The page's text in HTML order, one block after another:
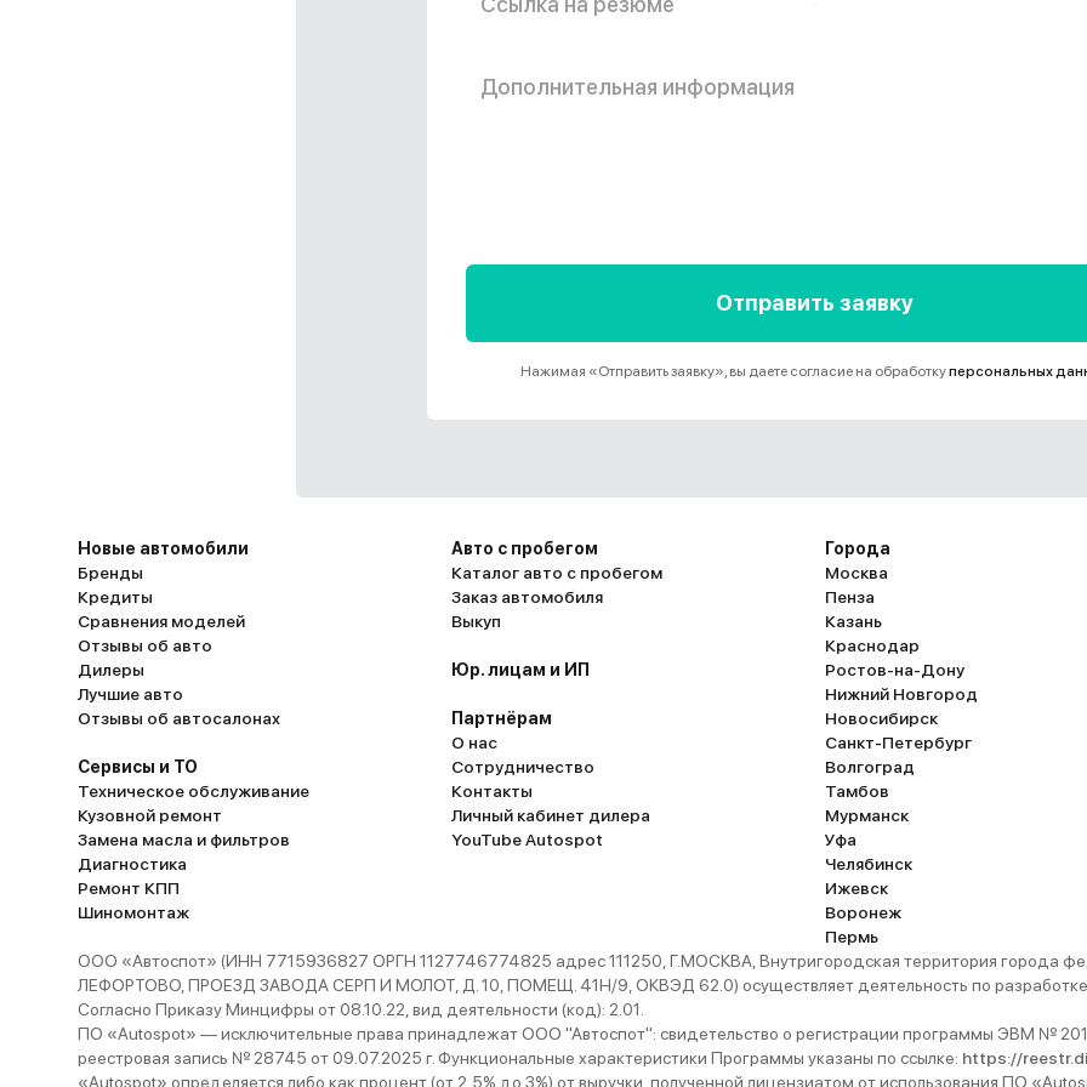
Ссылка на резюме
Дополнительная информация
Отправить заявку
Нажимая «Отправить заявку», вы даете согласие на обработкуперсональных
Новые автомобили
Бренды
Кредиты
Сравнения моделей
Отзывы об авто
Дилеры
Лучшие авто
Отзывы об автосалонах
Сервисы и ТО
Техническое обслуживание
Кузовной ремонт
Замена масла и фильтров
Диагностика
Ремонт КПП
Шиномонтаж
Авто с пробегом
Каталог авто с пробегом
Заказ автомобиля
Выкуп
Юр. лицам и ИП
Партнёрам
О нас
Сотрудничество
Контакты
Личный кабинет дилера
YouTube Autospot
Города
Москва
Пенза
Казань
Краснодар
Ростов-на-Дону
Нижний Новгород
Новосибирск
Санкт-Петербург
Волгоград
Тамбов
Мурманск
Уфа
Челябинск
Ижевск
Воронеж
Пермь
ООО «Автоспот» (ИНН 7715936827 ОРГН 1127746774825 адрес 111250, Г.МОСКВА, Внутригородская территория города
ЛЕФОРТОВО, ПРОЕЗД ЗАВОДА СЕРП И МОЛОТ, Д. 10, ПОМЕЩ. 41Н/9, ОКВЭД 62.0) осуществляет деятельность по
Согласно Приказу Минцифры от 08.10.22, вид деятельности (код): 2.01.
ПО «Autospot» — исключительные права принадлежат ООО "Автоспот": свидетельство о регистрации программы ЭВМ №
реестровая запись № 28745 от 09.07.2025 г. Функциональные характеристики Программы указаны по ссылке: https://
«Autospot» определяется либо как процент (от 2,5% до 3%) от выручки, полученной лицензиатом от использования ПО